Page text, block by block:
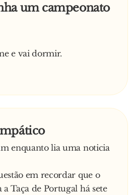
um campeonato
e vai dormir.
enquanto lia uma noticia
em recordar que o
Taça de Portugal há sete